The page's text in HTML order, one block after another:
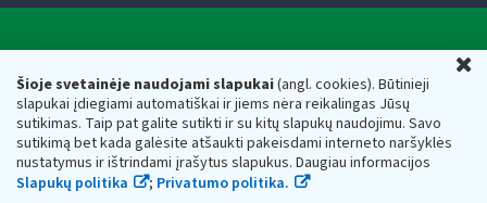
Šioje svetainėje naudojami slapukai(angl. cookies). Būtinieji
slapukai įdiegiami automatiškai ir jiems nėra reikalingas Jūsų
sutikimas. Taip pat galite sutikti ir su kitų slapukų naudojimu. Savo
sutikimą bet kada galėsite atšaukti pakeisdami interneto naršyklės
nustatymus ir ištrindami įrašytus slapukus. Daugiau informacijos
Slapukų politika
; Privatumo politika.
Respublikos finansų ministerijos
Biudžetinė įstaiga. Juridinio asmens kodas — 188659752,
adresas: Vasario 16-osios g. 14, 01107 Vilnius, Lietuva, el.paštas:
vmi@vmi.lt, E. pristatymo dėžutės adresas 188659752
Duomenys apie Valstybinę mokesčių inspekciją prie Lietuvos
Respublikos finansų ministerijos kaupiami ir saugomi Juridinių